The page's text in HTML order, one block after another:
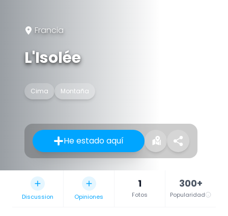
Francia
L'Isolée
Cima Montaña
He estado aquí
Discussion Opiniones
1
Fotos
300+
Popularidad